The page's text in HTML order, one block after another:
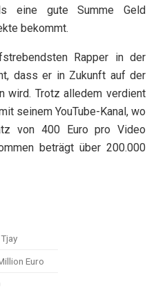
eine gute Summe Geld
bekommt.
Rapper in der
dass er in Zukunft auf der
wird. Trotz alledem verdient
seinem YouTube-Kanal, wo
von 400 Euro pro Video
beträgt über 200.000
Euro